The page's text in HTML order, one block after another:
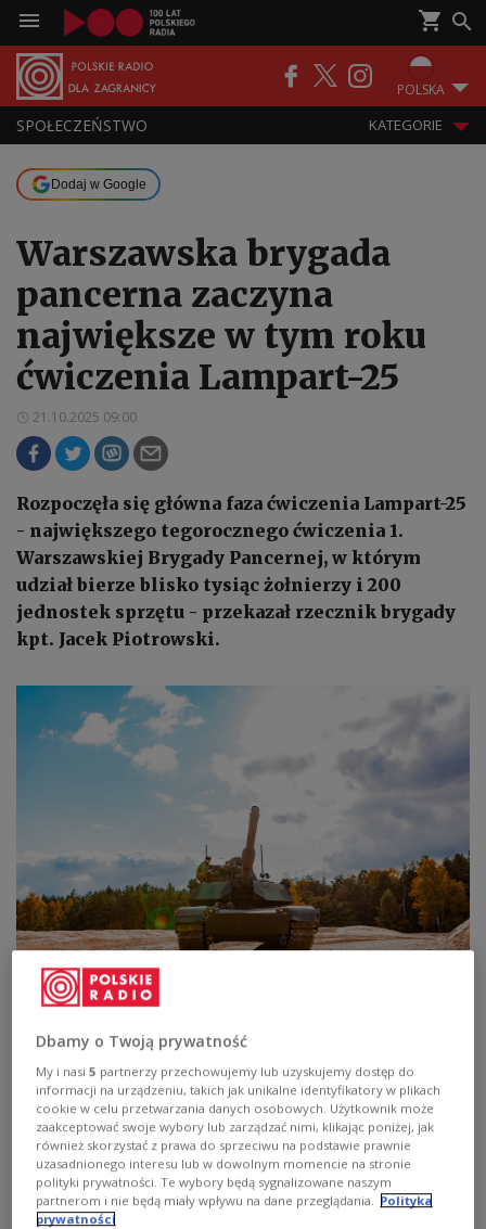
POLSKA
SPOŁECZEŃSTWO KATEGORIE
Dodaj w Google
Warszawska brygada
pancerna zaczyna
największe w tym roku
ćwiczenia Lampart-25
21.10.2025 09:00
Rozpoczęła się główna faza ćwiczenia Lampart-25
- największego tegorocznego ćwiczenia 1.
Warszawskiej Brygady Pancernej, w którym
udział bierze blisko tysiąc żołnierzy i 200
jednostek sprzętu - przekazał rzecznik brygady
kpt. Jacek Piotrowski.
Polski czołg Abrams 1. Warszawska Brygada Pancerna
Ćwiczenie pod kryptonimem „Lampart” to
doroczne największe manewry brygady z
warszawskiej Wesołej. Jak przekazał w
komunikacie rzecznik brygady, szkolenie
poligonowe trwa już od początku października,
natomiast główna faza ćwiczenia rozpoczęła się w
Dbamy o Twoją prywatność
My i nasi5 partnerzy przechowujemy lub uzyskujemy dostęp do
informacji na urządzeniu, takich jak unikalne identyfikatory w plikach
cookie w celu przetwarzania danych osobowych. Użytkownik może
zaakceptować swoje wybory lub zarządzać nimi, klikając poniżej, jak
również skorzystać z prawa do sprzeciwu na podstawie prawnie
uzasadnionego interesu lub w dowolnym momencie na stronie
polityki prywatności. Te wybory będą sygnalizowane naszym
partnerom i nie będą miały wpływu na dane przeglądania. Polityka
prywatności